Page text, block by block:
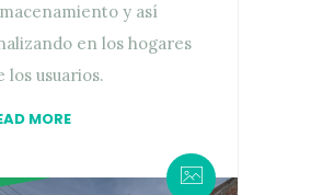
y así
en los hogares
los usuarios.
MORE